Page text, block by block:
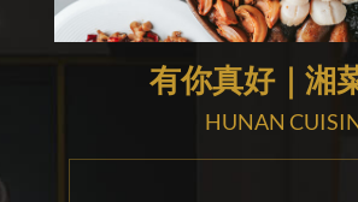
有你真好｜湘
HUNAN